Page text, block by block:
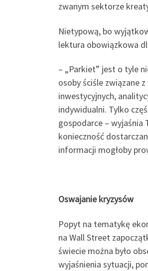
zwanym sektorze
Nietypową, bo
lektura obowiązkowa
– „Parkiet” jest o tyle
osoby ściśle związane
inwestycyjnych,
indywidualni. Tylko
gospodarce – wyjaśnia
konieczność
informacji mogłoby
Oswajanie kryzysów
Popyt na tematykę
na Wall Street
świecie można było
wyjaśnienia sytuacji,